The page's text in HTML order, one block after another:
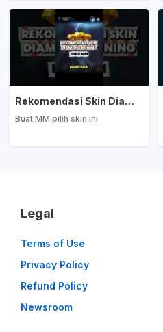
Rekomendasi Skin Diamond Kuning: Marksman
Buat MM pilih skin ini
Legal
Terms of Use
Privacy Policy
Refund Policy
Newsroom